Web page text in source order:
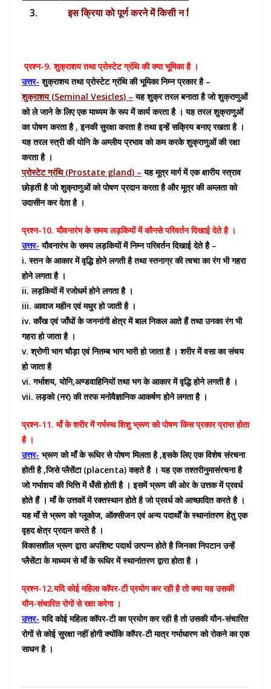
3. इस क्रिया को पूर्ण करने में किसी न किसी बाहरी माध्यम
4. यह क्रिया पुष्प के बाह्य भाग में संपन्न होती है अतः यह बाह्य
प्रश्न-9. शुक्राशय तथा प्रोस्टेट ग्रंथि की क्या भूमिका है ।
उत्तर- शुक्राशय तथा प्रोस्टेट ग्रंथि की भूमिका निम्न प्रकार है –
शुक्राशय (Seminal Vesicles) – यह शुक्र तरल बनाता है जो शुक्राणुओं
को ले जाने के लिए एक माध्यम के रूप में कार्य करता है । यह तरल शुक्राणुओं
का पोषण करता है , इनकी सुरक्षा करता है तथा इन्हें सक्रिय बनाए रखता है ।
यह तरल स्त्री की योनि के अम्लीय प्रभाव को कम करके शुक्राणुओं की रक्षा
करता है ।
प्रोस्टेट ग्रंथि (Prostate gland) – यह मूत्र मार्ग में एक क्षारीय स्त्राव
छोड़ती है जो शुक्राणुओं को पोषण प्रदान करता है और मूत्र की अम्लता को
उदासीन कर देता है ।
प्रश्न-10. यौवनारंभ के समय लड़कियों में कौनसे परिवर्तन दिखाई देते है ।
उत्तर- यौवनारंभ के समय लड़कियों में निम्न परिवर्तन दिखाई देते है –
i. स्तन के आकार में वृद्धि होने लगती है तथा स्तनाग्र की त्वचा का रंग भी गहरा
होने लगता है ।
ii. लड़कियों में रजोधर्म होने लगता है ।
iii. आवाज महीन एवं मधुर हो जाती है ।
iv. काँख एवं जाँघों के जननांगी क्षेत्र में बाल निकल आते हैं तथा उनका रंग भी
गहरा हो जाता है ।
v. श्रोणी भाग चौड़ा एवं नितम्ब भाग भारी हो जाता है । शरीर में वसा का संचय
हो जाता है
vi. गर्भाशय, योनि,अण्डवाहिनियों तथा भग के आकार में वृद्धि होने लगती है ।
vii. लड़को (नर) की तरफ मनोवैज्ञानिक आकर्षण होने लगता है ।
प्रश्न-11. माँ के शरीर में गर्भस्थ शिशु भ्रूण को पोषण किस प्रकार प्राप्त होता
है ।
उत्तर- भ्रूण को माँ के रूधिर से पोषण मिलता है ,इसके लिए एक विशेष संरचना
होती है ,जिसे प्लैसेंटा (placenta) कहते है । यह एक तश्तरीनुमासंरचना है
जो गर्भाशय की भित्ति में धँसी होती है । इसमें भ्रूण की ओर के उत्तक में प्रवर्ध
होते हैं । माँ के उत्तकों में रक्तस्थान होते है जो प्रवर्ध को आच्छादित करते है ।
यह माँ से भ्रूण को ग्लूकोज, ऑक्सीजन एवं अन्य पदार्थों के स्थानांतरण हेतु एक
वृहद क्षेत्र प्रदान करते है ।
विकासशील भ्रूण द्वारा अपशिष्ट पदार्थ उत्पन्न होते है जिनका निपटान उन्हें
प्लैसेंटा के माध्यम से माँ के रूधिर में स्थानांतरण द्वारा होता है ।
प्रश्न-12.यदि कोई महिला कॉपर-टी प्रयोग कर रही है तो क्या यह उसकी
यौन-संचारित रोगों से रक्षा करेगा ।
उत्तर- यदि कोई महिला कॉपर-टी का प्रयोग कर रही है तो उसकी यौन-संचारित
रोगों से कोई सुरक्षा नहीं होगी क्योंकि कॉपर-टी मात्र गर्भाधारण को रोकने का एक
साधन है ।